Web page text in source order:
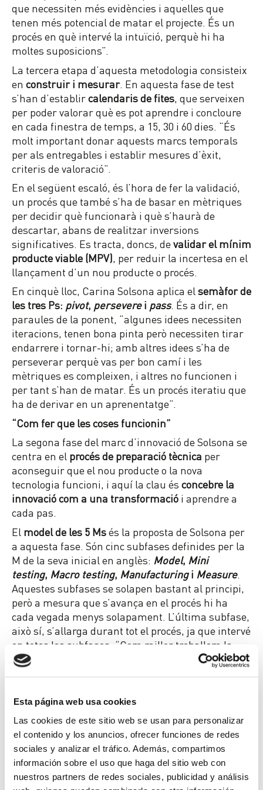
Esta página web usa cookies
Las cookies de este sitio web se usan para personalizar
el contenido y los anuncios, ofrecer funciones de redes
sociales y analizar el tráfico. Además, compartimos
información sobre el uso que haga del sitio web con
nuestros partners de redes sociales, publicidad y análisis
que necessiten més evidències i aquelles que
tenen més potencial de matar el projecte. És un
procés en què intervé la intuïció, perquè hi ha
moltes suposicions”.
La tercera etapa d’aquesta metodologia consisteix
en construir i mesurar. En aquesta fase de test
s’han d’establircalendaris de fites , que serveixen
per poder valorar què es pot aprendre i concloure
en cada finestra de temps, a 15, 30 i 60 dies. “És
molt important donar aquests marcs temporals
per als entregables i establir mesures d’èxit,
criteris de valoració”.
En el següent escaló, és l’hora de fer la validació,
un procés que també s’ha de basar en mètriques
per decidir què funcionarà i què s’haurà de
descartar, abans de realitzar inversions
significatives. Es tracta, doncs, devalidar el mínim
producte viable (MPV), per reduir la incertesa en el
llançament d’un nou producte o procés.
En cinquè lloc, Carina Solsona aplica elsemàfor de
les tres Ps: pivot, perseverei pass. És a dir, en
paraules de la ponent, “algunes idees necessiten
iteracions, tenen bona pinta però necessiten tirar
endarrere i tornar-hi; amb altres idees s’ha de
perseverar perquè vas per bon camí i les
mètriques es compleixen, i altres no funcionen i
per tant s’han de matar. És un procés iteratiu que
ha de derivar en un aprenentatge”.
“Com fer que les coses funcionin”
La segona fase del marc d’innovació de Solsona se
centra en el procés de preparació tècnica per
aconseguir que el nou producte o la nova
tecnologia funcioni, i aquí la clau és concebre la
innovació com a una transformació i aprendre a
cada pas.
El model de les 5 Msés la proposta de Solsona per
a aquesta fase. Són cinc subfases definides per la
M de la seva inicial en anglès: Model, Mini
testing, Macro testing, Manufacturingi Measure.
Aquestes subfases se solapen bastant al principi,
però a mesura que s’avança en el procés hi ha
cada vegada menys solapament. L’última subfase,
això sí, s’allarga durant tot el procés, ja que intervé
en totes les subfases. “Com millor treballem la
primera subfase, millor aniran les següents,
gastaràs menys recursos i tot serà més eficient.
mètriques de validació i una planificació, que ha
d’admetre certa flexibilitat, i tot enfocat a
l’aprenentatge i la millora contínua”.
Cicle de millora contínua
En la tercera i última fase de la innovació, Carina
Solsona parla de la gestió del cicle de vida de la